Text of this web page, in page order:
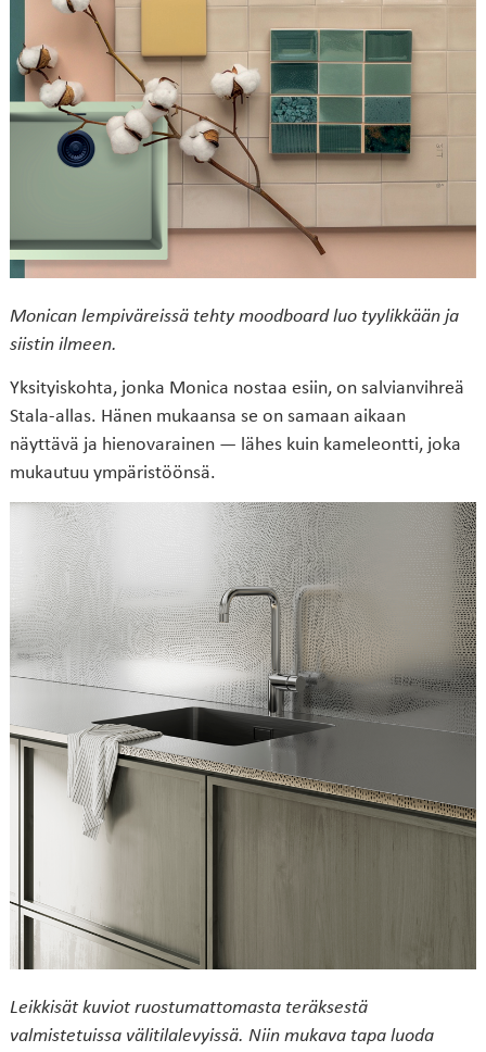
Monican lempiväreissä tehty moodboard luo tyylikkään ja
siistin ilmeen.
Yksityiskohta, jonka Monica nostaa esiin, on salvianvihreä
Stala-allas. Hänen mukaansa se on samaan aikaan
näyttävä ja hienovarainen — lähes kuin kameleontti, joka
mukautuu ympäristöönsä.
Leikkisät kuviot ruostumattomasta teräksestä
valmistetuissa välitilalevyissä. Niin mukava tapa luoda